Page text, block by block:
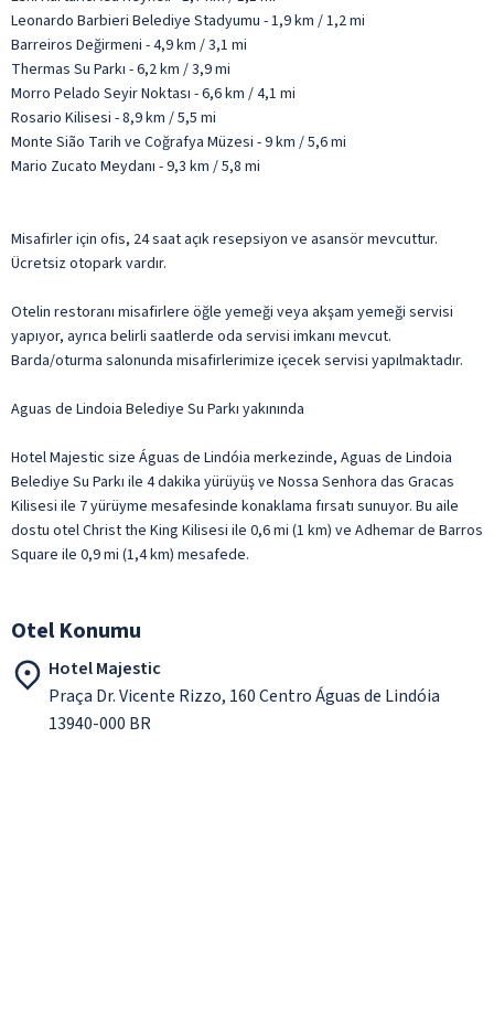
Leonardo Barbieri Belediye Stadyumu - 1,9 km / 1,2 mi
Barreiros Değirmeni - 4,9 km / 3,1 mi
Thermas Su Parkı - 6,2 km / 3,9 mi
Morro Pelado Seyir Noktası - 6,6 km / 4,1 mi
Rosario Kilisesi - 8,9 km / 5,5 mi
Monte Sião Tarih ve Coğrafya Müzesi - 9 km / 5,6 mi
Mario Zucato Meydanı - 9,3 km / 5,8 mi
Misafirler için ofis, 24 saat açık resepsiyon ve asansör mevcuttur.
Ücretsiz otopark vardır.
Otelin restoranı misafirlere öğle yemeği veya akşam yemeği servisi
yapıyor, ayrıca belirli saatlerde oda servisi imkanı mevcut.
Barda/oturma salonunda misafirlerimize içecek servisi yapılmaktadır.
Aguas de Lindoia Belediye Su Parkı yakınında
Hotel Majestic size Águas de Lindóia merkezinde, Aguas de Lindoia
Belediye Su Parkı ile 4 dakika yürüyüş ve Nossa Senhora das Gracas
Kilisesi ile 7 yürüyme mesafesinde konaklama fırsatı sunuyor. Bu aile
dostu otel Christ the King Kilisesi ile 0,6 mi (1 km) ve Adhemar de Barros
Square ile 0,9 mi (1,4 km) mesafede.
Otel Konumu
Hotel Majestic
Praça Dr. Vicente Rizzo, 160 Centro Águas de Lindóia
13940-000 BR